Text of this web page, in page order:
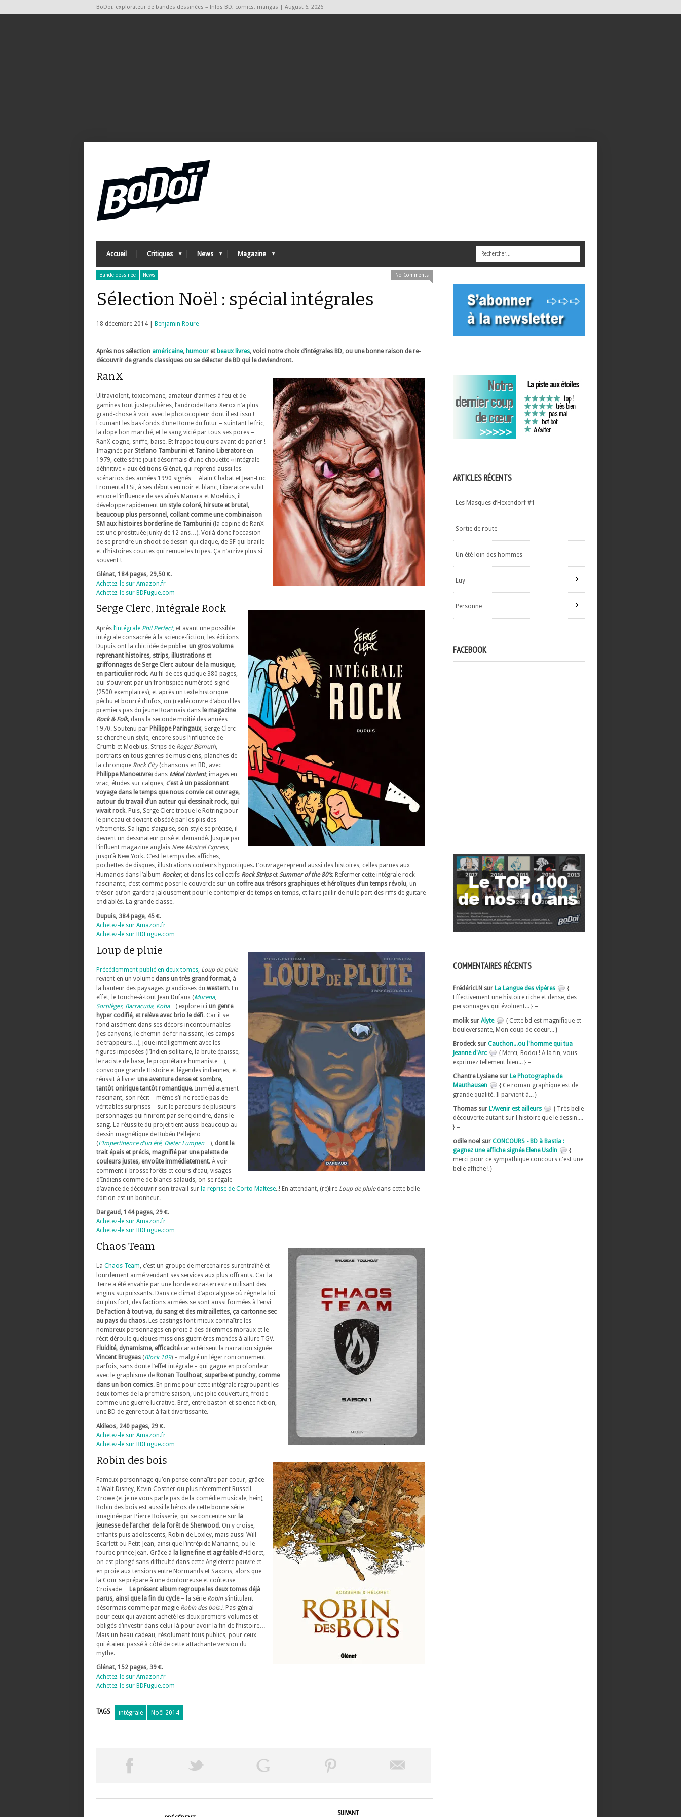
BoDoï, explorateur de bandes dessinées – Infos BD, comics, mangas | August 6, 2026
Accueil Critiques News Magazine
Bande dessinée News No Comments
Sélection Noël : spécial intégrales
18 décembre 2014 | Benjamin Roure
Après nos sélection américaine, humour et beaux livres, voici notre choix d’intégrales BD, ou une bonne raison de re-
découvrir de grands classiques ou se délecter de BD qui le deviendront.
RanX
Ultraviolent, toxicomane, amateur d’armes à feu et de
gamines tout juste pubères, l’androïde Ranx Xerox n’a plus
grand-chose à voir avec le photocopieur dont il est issu !
Écumant les bas-fonds d’une Rome du futur – suintant le fric,
la dope bon marché, et le sang vicié par tous ses pores –
RanX cogne, sniffe, baise. Et frappe toujours avant de parler !
Imaginée par Stefano Tamburini et Tanino Liberatoreen
1979, cette série jouit désormais d’une chouette « intégrale
définitive » aux éditions Glénat, qui reprend aussi les
scénarios des années 1990 signés… Alain Chabat et Jean-Luc
Fromental ! Si, à ses débuts en noir et blanc, Liberatore subit
encore l’influence de ses aînés Manara et Moebius, il
développe rapidement un style coloré, hirsute et brutal,
beaucoup plus personnel, collant comme une combinaison
SM aux histoires borderline de Tamburini (la copine de RanX
est une prostituée junky de 12 ans…). Voilà donc l’occasion
de se prendre un shoot de dessin qui claque, de SF qui braille
et d’histoires courtes qui remue les tripes. Ça n’arrive plus si
souvent !
Glénat, 184 pages, 29,50 €.
Achetez-le sur Amazon.fr
Achetez-le sur BDFugue.com
Serge Clerc, Intégrale Rock
Après l’intégrale Phil Perfect, et avant une possible
intégrale consacrée à la science-fiction, les éditions
Dupuis ont la chic idée de publier un gros volume
reprenant histoires, strips, illustrations et
griffonnages de Serge Clerc autour de la musique,
en particulier rock. Au fil de ces quelque 380 pages,
qui s’ouvrent par un frontispice numéroté-signé
(2500 exemplaires), et après un texte historique
pêchu et bourré d’infos, on (re)découvre d’abord les
premiers pas du jeune Roannais dans le magazine
Rock & Folk, dans la seconde moitié des années
1970. Soutenu par Philippe Paringaux, Serge Clerc
se cherche un style, encore sous l’influence de
Crumb et Moebius. Strips de Roger Bismuth,
portraits en tous genres de musiciens, planches de
la chronique Rock City(chansons en BD, avec
Philippe Manoeuvre) dans Métal Hurlant, images en
vrac, études sur calques, c’est à un passionnant
voyage dans le temps que nous convie cet ouvrage,
autour du travail d’un auteur qui dessinait rock, qui
vivait rock. Puis, Serge Clerc troque le Rotring pour
le pinceau et devient obsédé par les plis des
vêtements. Sa ligne s’aiguise, son style se précise, il
devient un dessinateur prisé et demandé. Jusque par
l’influent magazine anglais New Musical Express,
jusqu’à New York. C’est le temps des affiches,
pochettes de disques, illustrations couleurs hypnotiques. L’ouvrage reprend aussi des histoires, celles parues aux
Humanos dans l’album Rocker, et dans les collectifs Rock Stripset Summer of the 80’s. Refermer cette intégrale rock
fascinante, c’est comme poser le couvercle sur un coffre aux trésors graphiques et héroïques d’un temps révolu, un
trésor qu’on gardera jalousement pour le contempler de temps en temps, et faire jaillir de nulle part des riffs de guitare
endiablés. La grande classe.
Dupuis, 384 page, 45 €.
Achetez-le sur Amazon.fr
Achetez-le sur BDFugue.com
Loup de pluie
Précédemment publié en deux tomes, Loup de pluie
revient en un volume dans un très grand format, à
la hauteur des paysages grandioses du western. En
effet, le touche-à-tout Jean Dufaux (Murena,
Sortilèges, Barracuda, Koba…) explore ici un genre
hyper codifié, et relève avec brio le défi. Car il se
fond aisément dans ses décors incontournables
(les canyons, le chemin de fer naissant, les camps
de trappeurs…), joue intelligemment avec les
figures imposées (l’Indien solitaire, la brute épaisse,
le raciste de base, le propriétaire humaniste…),
convoque grande Histoire et légendes indiennes, et
réussit à livrer une aventure dense et sombre,
tantôt onirique tantôt romantique. Immédiatement
fascinant, son récit – même s’il ne recèle pas de
véritables surprises – suit le parcours de plusieurs
personnages qui finiront par se rejoindre, dans le
sang. La réussite du projet tient aussi beaucoup au
dessin magnétique de Rubén Pellejero
(L’Impertinence d’un été, Dieter Lumpen…), dont le
trait épais et précis, magnifié par une palette de
couleurs justes, envoûte immédiatement. À voir
comment il brosse forêts et cours d’eau, visages
d’Indiens comme de blancs salauds, on se régale
d’avance de découvrir son travail sur la reprise de Corto Maltese..! En attendant, (re)lire Loup de pluiedans cette belle
édition est un bonheur.
Dargaud, 144 pages, 29 €.
Achetez-le sur Amazon.fr
Achetez-le sur BDFugue.com
Chaos Team
La Chaos Team, c’est un groupe de mercenaires surentraîné et
lourdement armé vendant ses services aux plus offrants. Car la
Terre a été envahie par une horde extra-terrestre utilisant des
engins surpuissants. Dans ce climat d’apocalypse où règne la loi
du plus fort, des factions armées se sont aussi formées à l’envi…
De l’action à tout-va, du sang et des mitraillettes, ça cartonne sec
au pays du chaos. Les castings font mieux connaître les
nombreux personnages en proie à des dilemmes moraux et le
récit déroule quelques missions guerrières menées à allure TGV.
Fluidité, dynamisme, efficacitécaractérisent la narration signée
Vincent Brugeas (Block 109) – malgré un léger ronronnement
parfois, sans doute l’effet intégrale – qui gagne en profondeur
avec le graphisme de Ronan Toulhoat, superbe et punchy, comme
dans un bon comics. En prime pour cette intégrale regroupant les
deux tomes de la première saison, une jolie couverture, froide
comme une guerre lucrative. Bref, entre baston et science-fiction,
une BD de genre tout à fait divertissante.
Akileos, 240 pages, 29 €.
Achetez-le sur Amazon.fr
Achetez-le sur BDFugue.com
Robin des bois
Fameux personnage qu’on pense connaître par coeur, grâce
à Walt Disney, Kevin Costner ou plus récemment Russell
Crowe (et je ne vous parle pas de la comédie musicale, hein),
Robin des bois est aussi le héros de cette bonne série
imaginée par Pierre Boisserie, qui se concentre sur la
jeunesse de l’archer de la forêt de Sherwood . On y croise,
enfants puis adolescents, Robin de Loxley, mais aussi Will
Scarlett ou Petit-Jean, ainsi que l’intrépide Marianne, ou le
fourbe prince Jean. Grâce à la ligne fine et agréabled’Héloret,
on est plongé sans difficulté dans cette Angleterre pauvre et
en proie aux tensions entre Normands et Saxons, alors que
la Cour se prépare à une douloureuse et coûteuse
Croisade… Le présent album regroupe les deux tomes déjà
parus, ainsi que la fin du cycle– la série Robins’intitulant
désormais comme par magie Robin des bois..! Pas génial
pour ceux qui avaient acheté les deux premiers volumes et
obligés d’investir dans celui-là pour avoir la fin de l’histoire…
Mais un beau cadeau, résolument tous publics, pour ceux
qui étaient passé à côté de cette attachante version du
mythe.
Glénat, 152 pages, 39 €.
Achetez-le sur Amazon.fr
Achetez-le sur BDFugue.com
TAGS intégrale Noël 2014
SUIVANT
ARTICLES RÉCENTS
Les Masques d’Hexendorf #1
Sortie de route
Un été loin des hommes
Euy
Personne
FACEBOOK
COMMENTAIRES RÉCENTS
FrédéricLN sur La Langue des vipères
{
Effectivement une histoire riche et dense, des
personnages qui évoluent... } –
molik sur Alyte
{ Cette bd est magnifique et
bouleversante, Mon coup de coeur... } –
Brodeck sur Cauchon...ou l'homme qui tua
Jeanne d'Arc
{ Merci, Bodoï ! A la fin, vous
exprimez tellement bien... } –
Chantre Lysiane sur Le Photographe de
Mauthausen
{ Ce roman graphique est de
grande qualité. Il parvient à... } –
Thomas sur L'Avenir est ailleurs
{ Très belle
découverte autant sur l histoire que le dessin....
} –
odile noel sur CONCOURS - BD à Bastia :
gagnez une affiche signée Elene Usdin
{
merci pour ce sympathique concours c'est une
belle affiche ! } –